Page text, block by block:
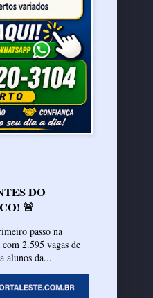
DO
🚨
passo na
2.595 vagas de
alunos da...